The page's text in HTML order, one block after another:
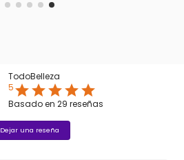
TodoBelleza
5starstarstarstarstar
Basado en 29 reseñas
Dejar una reseña